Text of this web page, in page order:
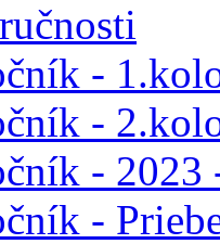
-
-
- 2023
-